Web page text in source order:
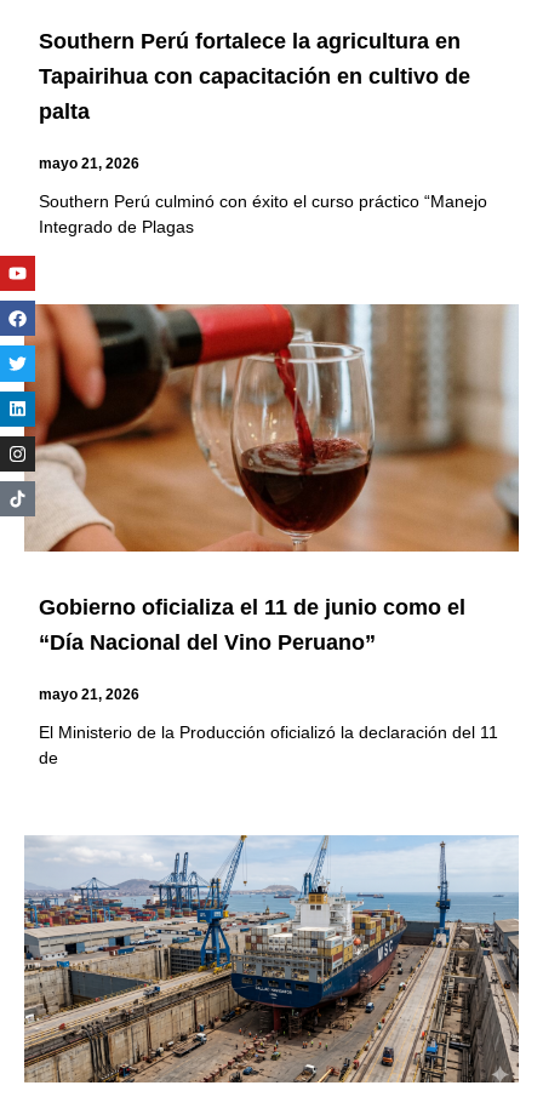
Southern Perú fortalece la agricultura en
Tapairihua con capacitación en cultivo de
palta
mayo 21, 2026
Southern Perú culminó con éxito el curso práctico “Manejo
Integrado de Plagas
Gobierno oficializa el 11 de junio como el
“Día Nacional del Vino Peruano”
mayo 21, 2026
El Ministerio de la Producción oficializó la declaración del 11
de
Youtube
Facebook
Twitter
Linkedin
Instagram